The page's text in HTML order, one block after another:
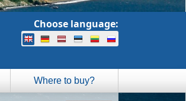
Choose language:
Where to buy?